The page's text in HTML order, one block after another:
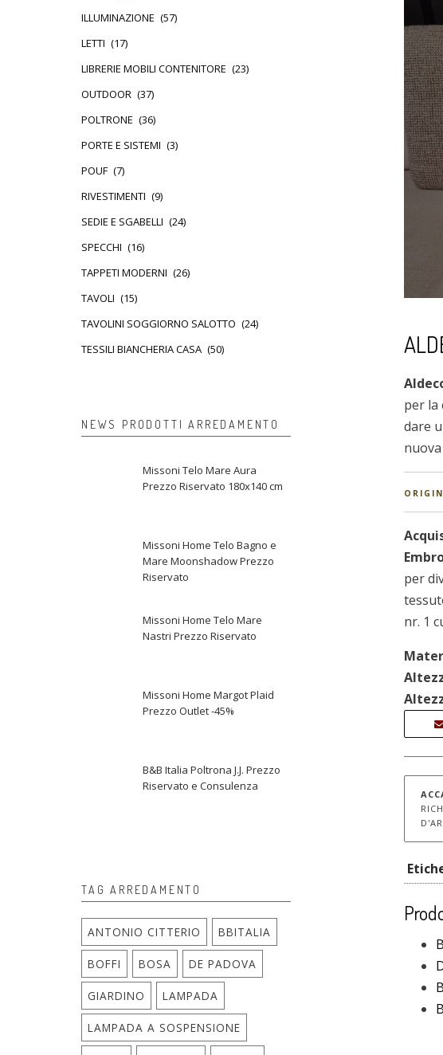
per la
dare
per
nr. 1
ILLUMINAZIONE (57)
LETTI (17)
LIBRERIE MOBILI CONTENITORE (23)
OUTDOOR (37)
POLTRONE (36)
PORTE E SISTEMI (3)
POUF (7)
RIVESTIMENTI (9)
SEDIE E SGABELLI (24)
SPECCHI (16)
TAPPETI MODERNI (26)
TAVOLI (15)
TAVOLINI SOGGIORNO SALOTTO (24)
TESSILI BIANCHERIA CASA (50)
NEWS PRODOTTI ARREDAMENTO
Missoni Telo Mare Aura
Prezzo Riservato 180x140 cm
Missoni Home Telo Bagno e
Mare Moonshadow Prezzo
Riservato
Missoni Home Telo Mare
Nastri Prezzo Riservato
Missoni Home Margot Plaid
Prezzo Outlet -45%
B&B Italia Poltrona J.J. Prezzo
Riservato e Consulenza
TAG ARREDAMENTO
ANTONIO CITTERIO BBITALIA
BOFFI BOSA DE PADOVA
GIARDINO LAMPADA
LAMPADA A SOSPENSIONE